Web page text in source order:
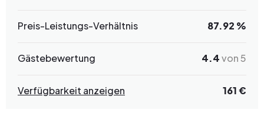
Preis-Leistungs-Verhältnis 87.92 %
Gästebewertung 4.4von 5
Verfügbarkeit anzeigen 161 €